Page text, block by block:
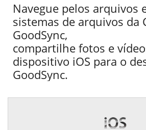
Navegue pelos arquivos
sistemas de arquivos da
GoodSync,
compartilhe fotos e
dispositivo iOS para o
GoodSync.